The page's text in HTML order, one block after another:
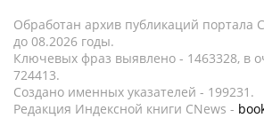
Обработан архив публикаций портала
до 08.2026 годы.
Ключевых фраз выявлено - 1463328, в
724413.
Создано именных указателей - 199231.
Редакция Индексной книги CNews -